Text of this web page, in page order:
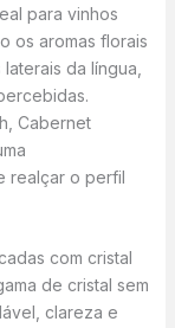
para vinhos
os aromas florais
da língua,
Cabernet
realçar o perfil
com cristal
de cristal sem
clareza e